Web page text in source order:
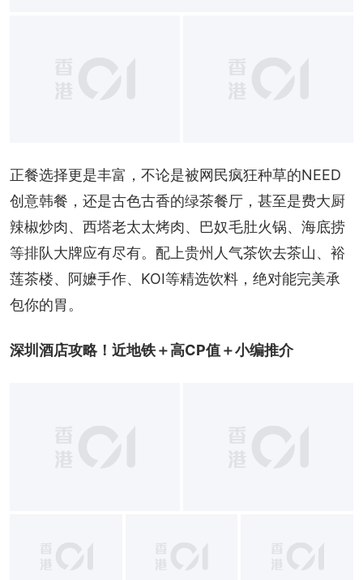
正餐选择更是丰富，不论是被网民疯狂种草的NEED
创意韩餐，还是古色古香的绿茶餐厅，甚至是费大厨
辣椒炒肉、西塔老太太烤肉、巴奴毛肚火锅、海底捞
等排队大牌应有尽有。配上贵州人气茶饮去茶山、裕
莲茶楼、阿嬷手作、KOI等精选饮料，绝对能完美承
包你的胃。
深圳酒店攻略！近地铁＋高CP值＋小编推介